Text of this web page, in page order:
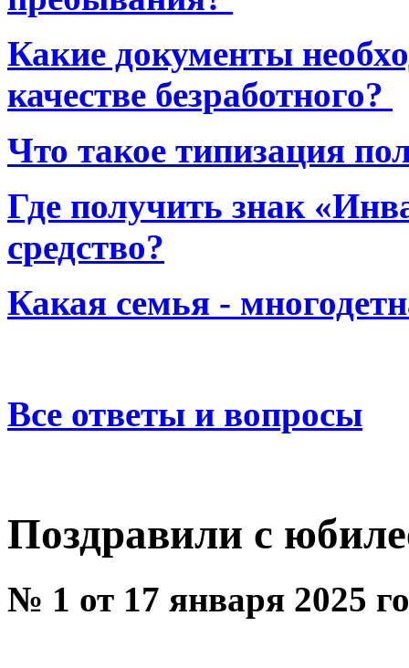
Какие документы
качестве безработного?
Что такое типизация
Где получить знак
средство?
Какая семья -
Все ответы и вопросы
Поздравили с
№ 1 от 17 января 2025